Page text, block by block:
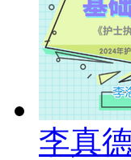
李真